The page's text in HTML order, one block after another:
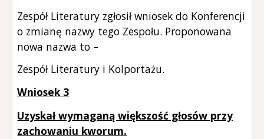
Zespół Literatury zgłosił wniosek do Konferencji
o zmianę nazwy tego Zespołu. Proponowana
nowa nazwa to –
Zespół Literatury i Kolportażu.
Wniosek 3
Uzyskał wymaganą większość głosów przy
zachowaniu kworum.